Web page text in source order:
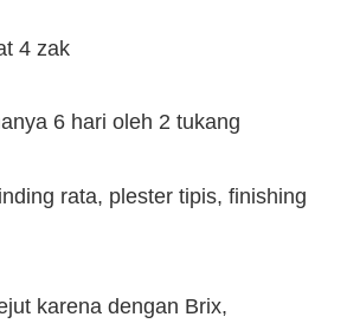
4 zak
6 hari oleh 2 tukang
rata, plester tipis, finishing
karena dengan Brix,